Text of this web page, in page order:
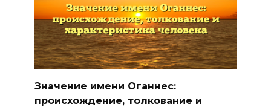
Значение имени Оганнес:
происхождение, толкование и